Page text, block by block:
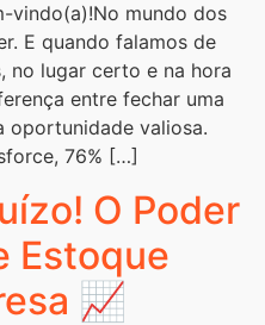
vindo(a)!No mundo dos
E quando falamos de
no lugar certo e na hora
entre fechar uma
oportunidade valiosa.
76% […]
O Poder
Estoque
📈